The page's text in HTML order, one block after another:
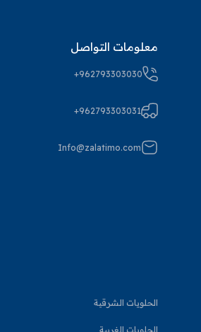
معلومات التواصل
+962793303030
+962793303031
Info@zalatimo.com
الحلويات الشرقية
الحلويات الغربية